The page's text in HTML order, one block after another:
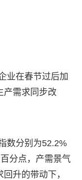
业在春节过后加
产需求同步改
数分别为52.2%
分点，产需景气
升的带动下，